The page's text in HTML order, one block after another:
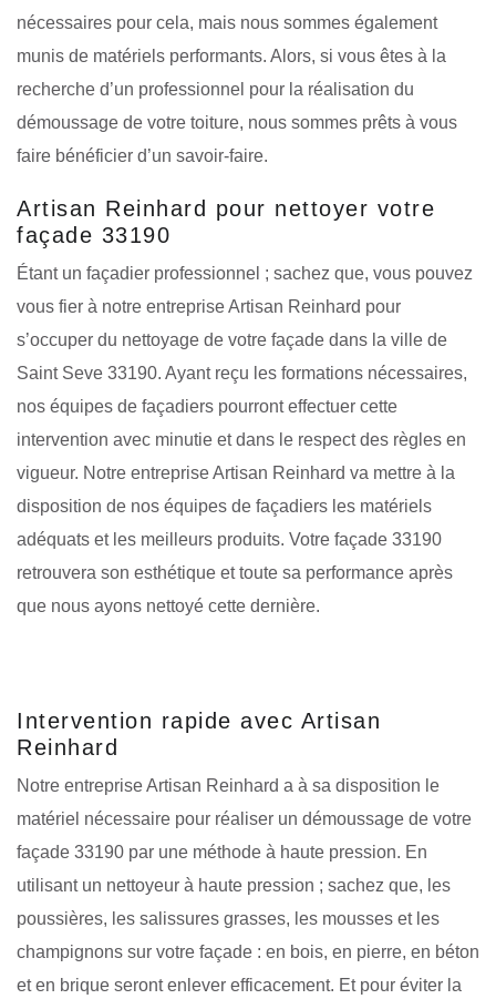
nécessaires pour cela, mais nous sommes également
munis de matériels performants. Alors, si vous êtes à la
recherche d’un professionnel pour la réalisation du
démoussage de votre toiture, nous sommes prêts à vous
faire bénéficier d’un savoir-faire.
Artisan Reinhard pour nettoyer votre
façade 33190
Étant un façadier professionnel ; sachez que, vous pouvez
vous fier à notre entreprise Artisan Reinhard pour
s’occuper du nettoyage de votre façade dans la ville de
Saint Seve 33190. Ayant reçu les formations nécessaires,
nos équipes de façadiers pourront effectuer cette
intervention avec minutie et dans le respect des règles en
vigueur. Notre entreprise Artisan Reinhard va mettre à la
disposition de nos équipes de façadiers les matériels
adéquats et les meilleurs produits. Votre façade 33190
retrouvera son esthétique et toute sa performance après
que nous ayons nettoyé cette dernière.
Intervention rapide avec Artisan
Reinhard
Notre entreprise Artisan Reinhard a à sa disposition le
matériel nécessaire pour réaliser un démoussage de votre
façade 33190 par une méthode à haute pression. En
utilisant un nettoyeur à haute pression ; sachez que, les
poussières, les salissures grasses, les mousses et les
champignons sur votre façade : en bois, en pierre, en béton
et en brique seront enlever efficacement. Et pour éviter la